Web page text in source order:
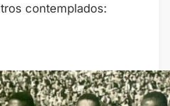
contemplados: